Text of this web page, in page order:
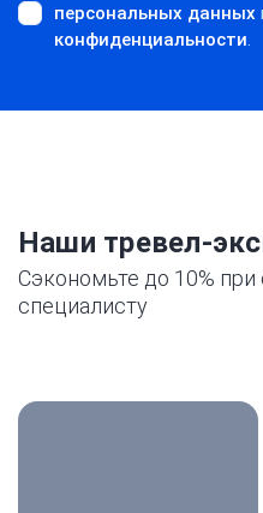
персональных данных
конфиденциальности.
Наши тревел-
Сэкономьте до 10%
специалисту